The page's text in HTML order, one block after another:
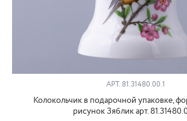
АРТ.81.31480.00.1
Колокольчик в подарочной упаковке,
рисунок Зяблик арт.